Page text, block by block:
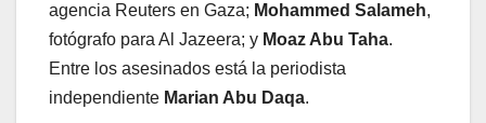
agencia Reuters en Gaza; Mohammed Salameh,
fotógrafo para Al Jazeera; y Moaz Abu Taha.
Entre los asesinados está la periodista
independiente Marian Abu Daqa.